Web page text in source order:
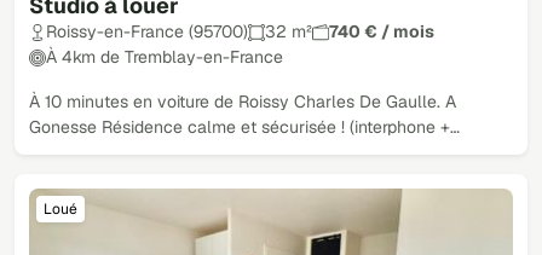
Studio à louer
Roissy-en-France (95700) 32 m²
740 € / mois
À 4km de Tremblay-en-France
À 10 minutes en voiture de Roissy Charles De Gaulle. A
Gonesse Résidence calme et sécurisée ! (interphone +…
Loué